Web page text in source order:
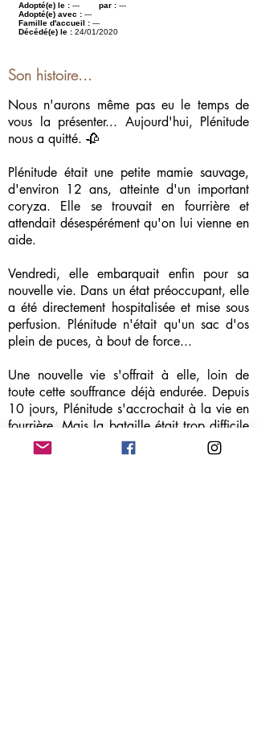
Adopté(e) le : --- par : ---
Adopté(e) avec : ---
Famille d'accueil : ---
Décédé(e) le : 24/01/2020
Son histoire...
Nous n'aurons même pas eu le temps de
vous la présenter... Aujourd'hui, Plénitude
nous a quitté. 🥀
Plénitude était une petite mamie sauvage,
d'environ 12 ans, atteinte d'un important
coryza. Elle se trouvait en fourrière et
attendait désespérément qu'on lui vienne en
aide.
Vendredi, elle embarquait enfin pour sa
nouvelle vie. Dans un état préoccupant, elle
a été directement hospitalisée et mise sous
perfusion. Plénitude n'était qu'un sac d'os
plein de puces, à bout de force...
Une nouvelle vie s'offrait à elle, loin de
toute cette souffrance déjà endurée. Depuis
10 jours, Plénitude s'accrochait à la vie en
fourrière. Mais la bataille était trop difficile
pour cette petite mamie au corps si fatigué.
Alors, ce matin, ces yeux se sont fermés à